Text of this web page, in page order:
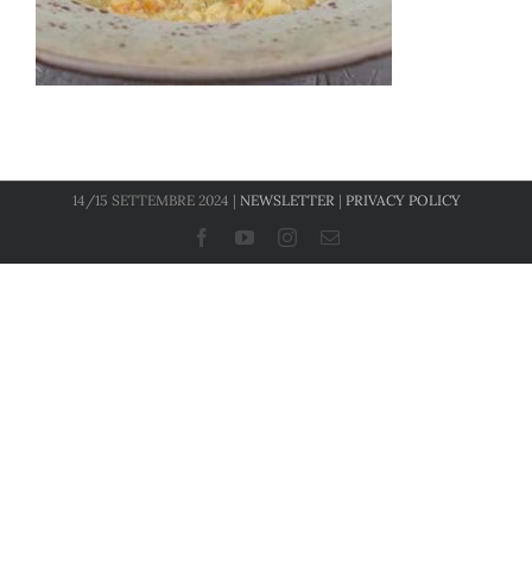
14/15 SETTEMBRE 2024 | NEWSLETTER| PRIVACY POLICY
FacebookYouTubeInstagram
Email